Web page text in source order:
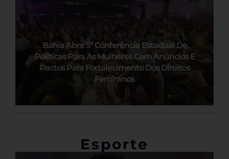
Bahia Abre 5ª Conferência Estadual De
Políticas Para As Mulheres Com Anúncios E
Pactos Para Fortalecimento Dos Direitos
Femininos
Esporte